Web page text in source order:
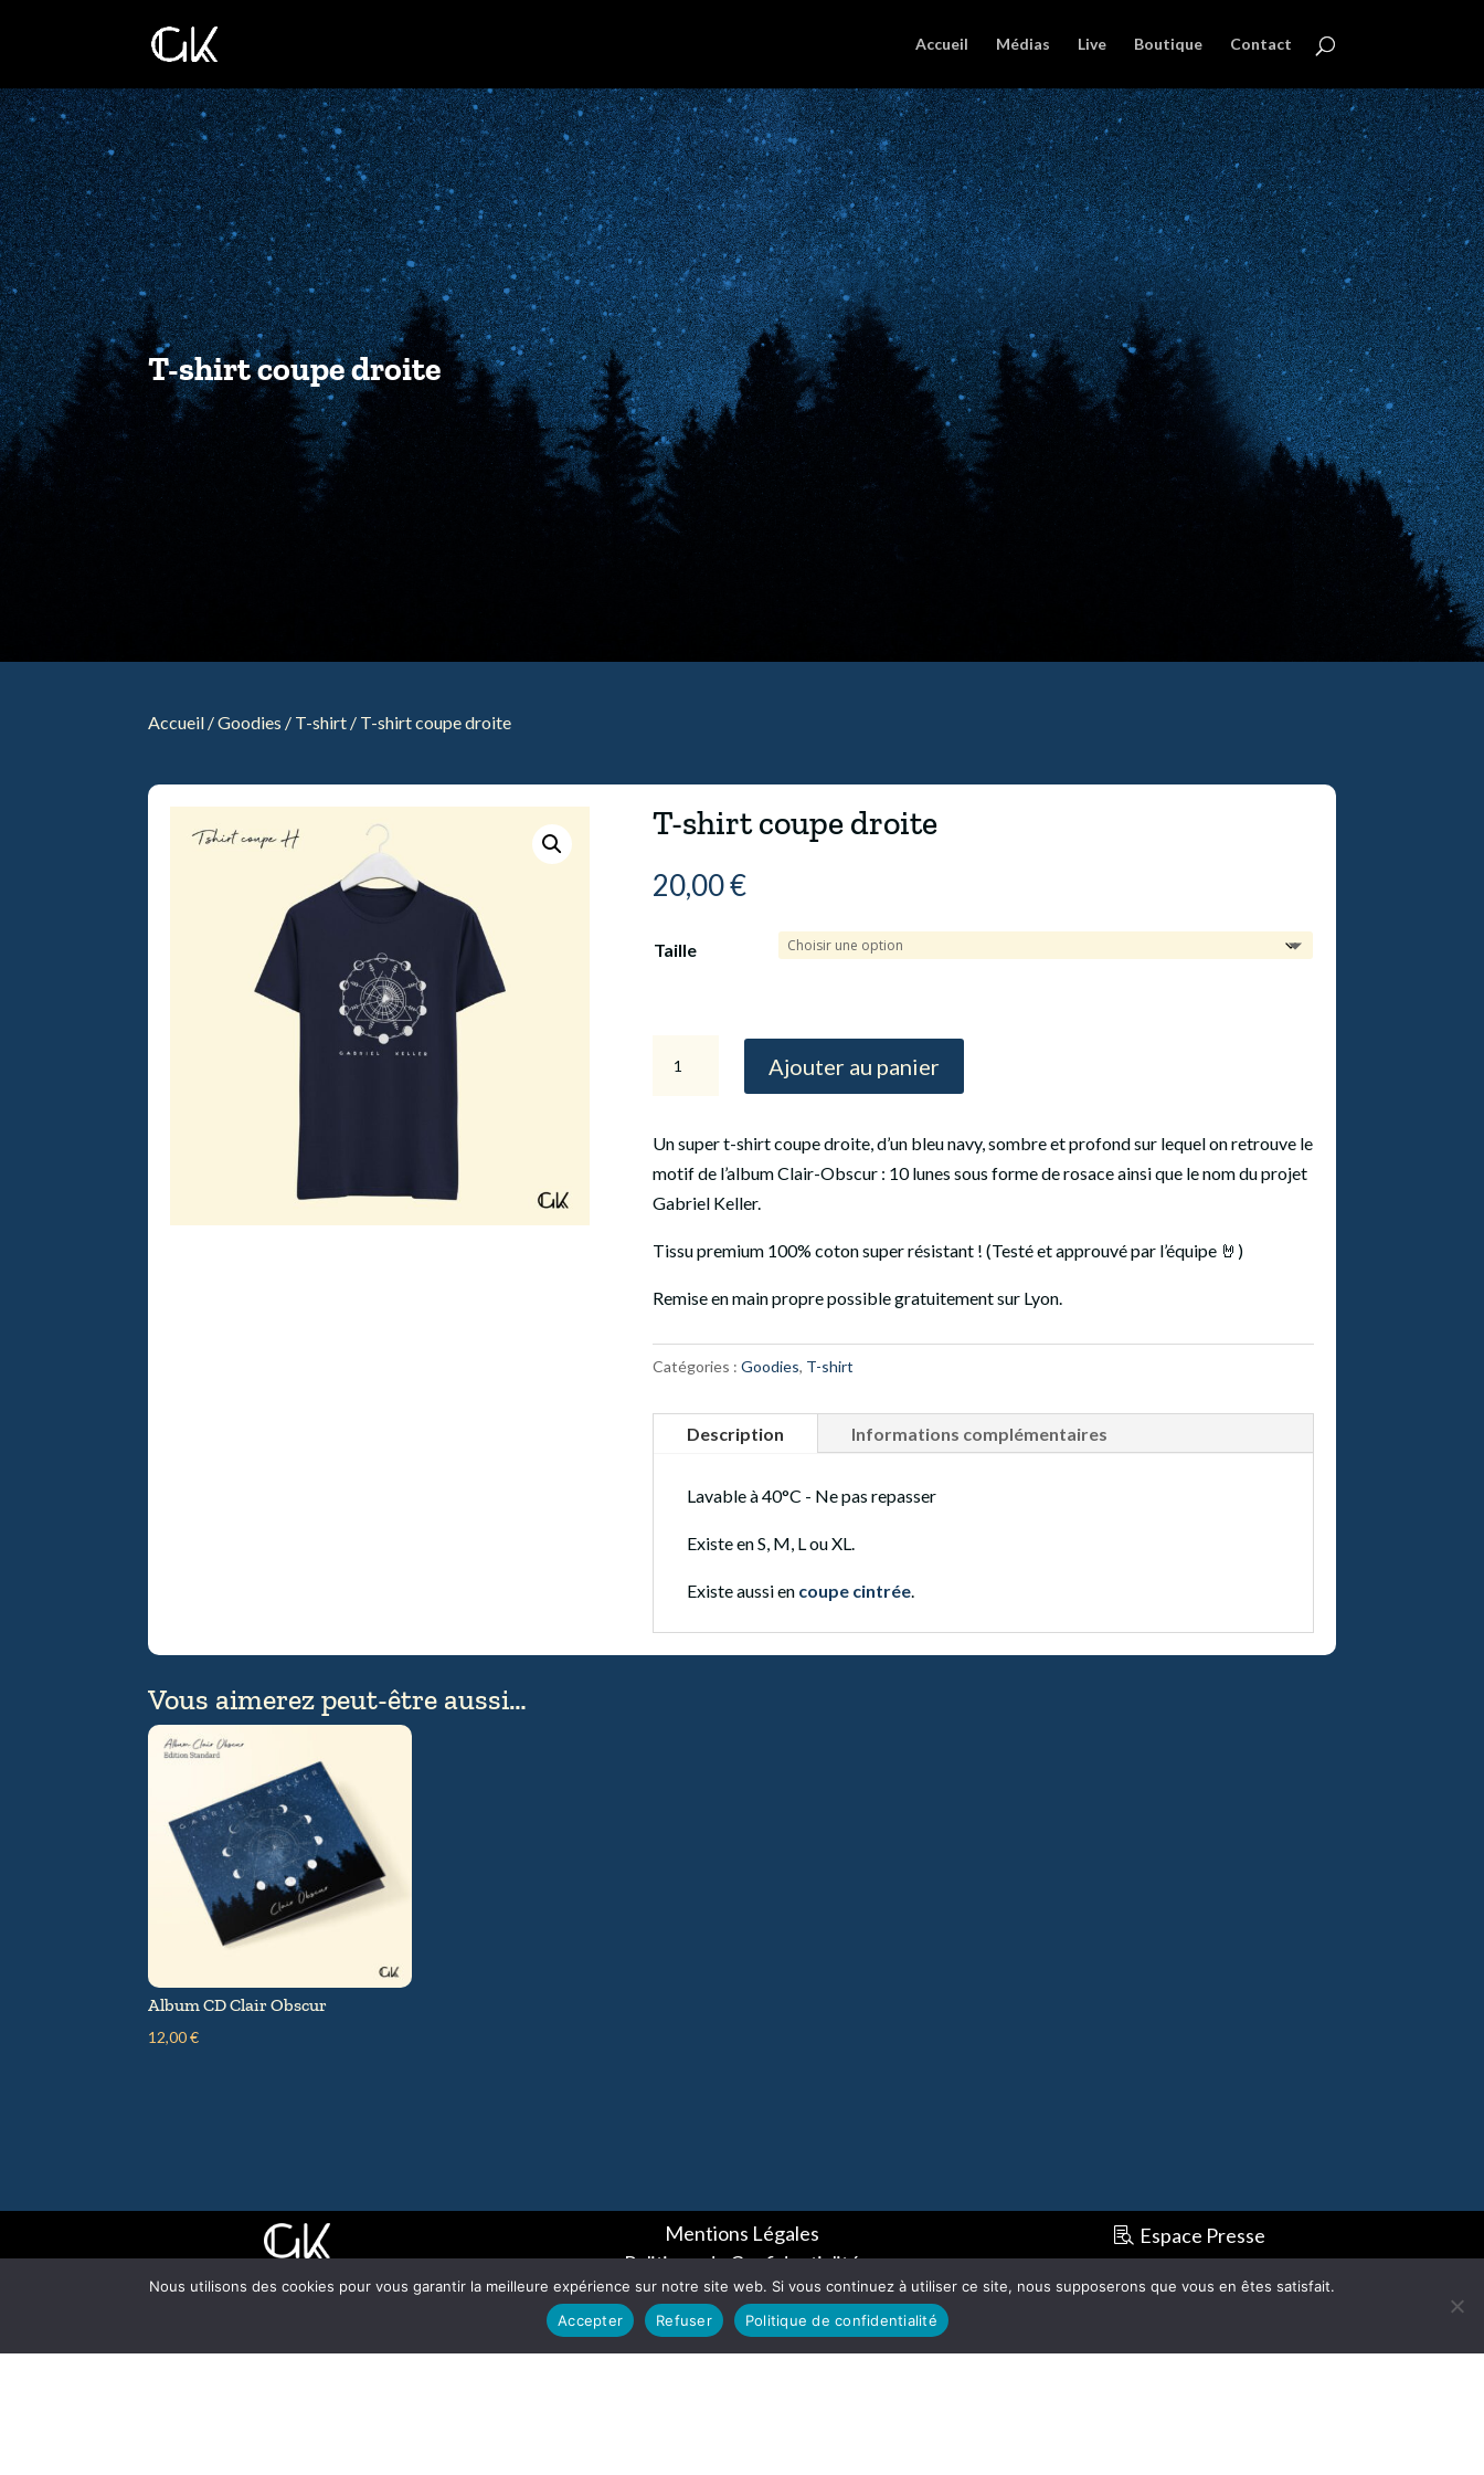
Accueil Médias Live Boutique Contact
T-shirt coupe droite
Accueil /Goodies / T-shirt / T-shirt coupe droite
T-shirt coupe droite
20,00€
Taille
shirt
coupe
droite
Ajouter au panier
Un super t-shirt coupe droite, d’un bleu navy, sombre et profond sur lequel on retrouve le
motif de l’album Clair-Obscur : 10 lunes sous forme de rosace ainsi que le nom du projet
Gabriel Keller.
Tissu premium 100% coton super résistant ! (Testé et approuvé par l’équipe 🤘)
Remise en main propre possible gratuitement sur Lyon.
Catégories :Goodies, T-shirt
Description Informations complémentaires
Lavable à 40°C - Ne pas repasser
Existe en S, M, L ou XL.
Existe aussi en coupe cintrée
Vous aimerez peut-être aussi…
Album CD Clair Obscur
12,00€
Mentions Légales
Politique de Confidentialité
Conditions Générales de Vente
Espace Presse
Nous utilisons des cookies pour vous garantir la meilleure expérience sur notre site web. Si vous continuez à utiliser ce site, nous supposerons que vous en êtes satisfait.
Accepter
Refuser Politique de confidentialité